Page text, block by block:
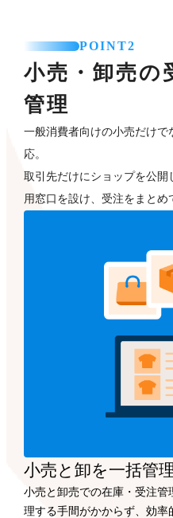
POINT2
小売・卸売の
管理
一般消費者向けの小売だけ
応。
取引先だけにショップを公
用窓口を設け、受注をまとめ
小売と卸を一括管理
小売と卸売での在庫・受注
理する手間がかからず、効率